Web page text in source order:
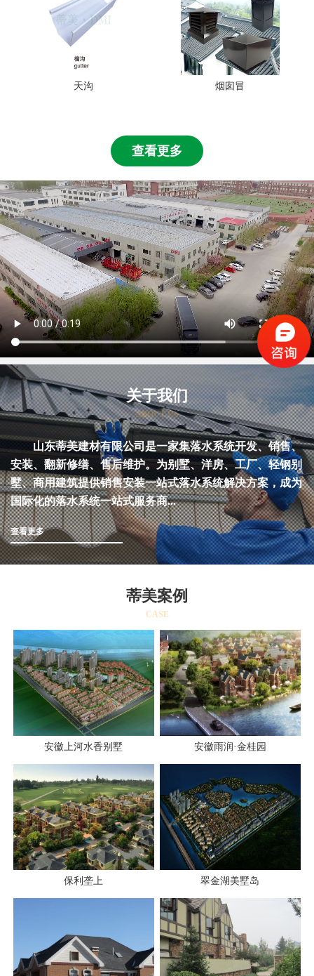
天沟 烟囱冒
查看更多
关于我们
ABOUT US
山东蒂美建材有限公司是一家集落水系统开发、销售、
安装、翻新修缮、售后维护。为别墅、洋房、工厂、轻钢别
墅、商用建筑提供销售安装一站式落水系统解决方案，成为
国际化的落水系统一站式服务商...
查看更多
蒂美案例
CASE
安徽上河水香别墅 安徽雨润·金桂园
保利垄上 翠金湖美墅岛